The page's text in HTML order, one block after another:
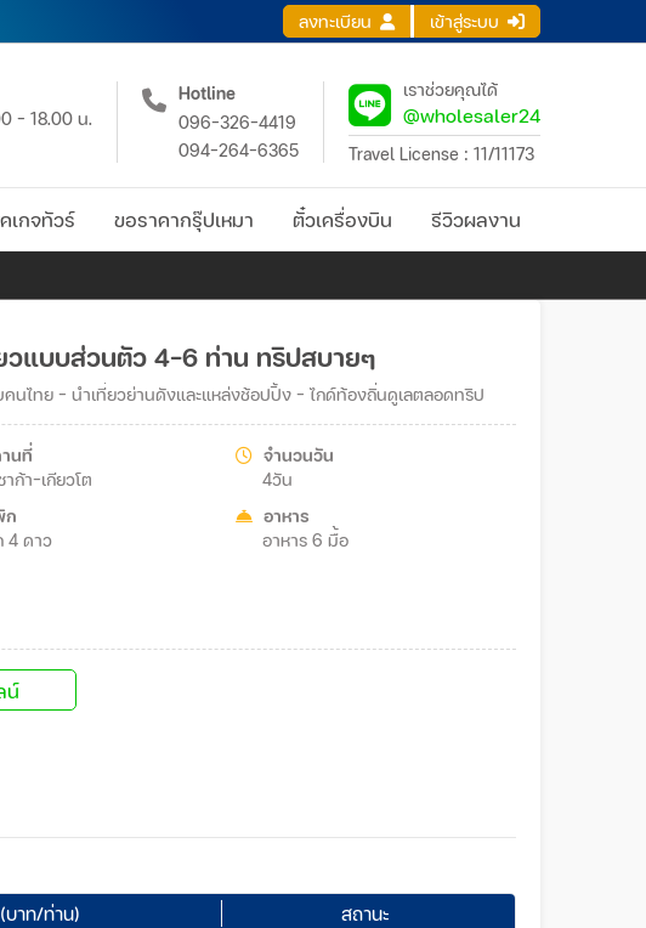
ลงทะเบียน เข้าสู่ระบบ
- 18.00 น.
Hotline
096-326-4419
094-264-6365
เราช่วยคุณได้
@wholesaler24
Travel License : 11/11173
เกจทัวร์ ขอราคากรุ๊ปเหมา ตั๋วเครื่องบิน รีวิวผลงาน
วแบบส่วนตัว 4-6 ท่าน ทริปสบายๆ
ไทย - นำเที่ยวย่านดังและแหล่งช้อปปิ้ง - ไกด์ท้องถิ่นดูเลตลอดทริป
นที่
าก้า-เกียวโต
จำนวนวัน
4วัน
ก
4 ดาว
อาหาร
อาหาร 6 มื้อ
น์
บาท/ท่าน)
สถานะ